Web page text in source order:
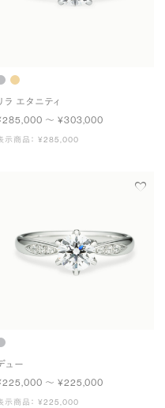
ラ エタニティ
〜 ¥303,000
示商品： ¥285,000
ュー
〜 ¥225,000
示商品： ¥225,000